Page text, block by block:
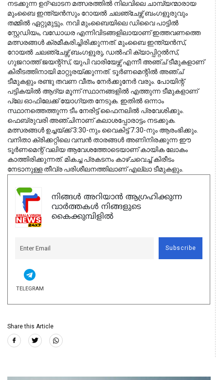
നടക്കുന്ന ഉദ്ഘാടന മത്സരത്തിൽ നിലവിലെ ചാമ്പ്യന്മാരായ
മുംബൈ ഇന്ത്യൻസും റോയൽ ചലഞ്ചേഴ്സ് ബംഗളൂരുവും
തമ്മിൽ ഏറ്റുമുട്ടും. നവി മുംബൈയിലെ ഡിവൈ പാട്ടിൽ
സ്റ്റേഡിയം, വഡോധര എന്നിവിടങ്ങളിലായാണ് ഇത്തവണത്തെ
മത്സരങ്ങൾ ക്രമീകരിച്ചിരിക്കുന്നത്. മുംബൈ ഇന്ത്യൻസ്,
റോയൽ ചലഞ്ചേഴ്സ് ബംഗളൂരു, ഡൽഹി ക്യാപ്പിറ്റൽസ്,
ഗുജറാത്ത് ജയന്റ്സ്, യുപി വാരിയേഴ്സ് എന്നീ അഞ്ച് ടീമുകളാണ്
കിരീടത്തിനായി മാറ്റുരയ്ക്കുന്നത്. ടൂർണമെന്റിൽ അഞ്ച്
ടീമുകളും രണ്ടു തവണ വീതം നേർക്കുനേർ വരും. പോയിന്റ്
പട്ടികയിൽ ആദ്യ മൂന്ന് സ്ഥാനങ്ങളിൽ എത്തുന്ന ടീമുകളാണ്
പ്ലേ ഓഫിലേക്ക് യോഗ്യത നേടുക. ഇതിൽ ഒന്നാം
സ്ഥാനത്തെത്തുന്ന ടീം നേരിട്ട് ഫൈനലിൽ പ്രവേശിക്കും.
ഫെബ്രുവരി അഞ്ചിനാണ് കലാശപ്പോരാട്ടം നടക്കുക.
മത്സരങ്ങൾ ഉച്ചയ്ക്ക് 3:30-നും വൈകിട്ട് 7:30-നും ആരംഭിക്കും.
വനിതാ ക്രിക്കറ്റിലെ വമ്പൻ താരങ്ങൾ അണിനിരക്കുന്ന ഈ
ടൂർണമെന്റ് വലിയ ആവേശത്തോടെയാണ് കായിക ലോകം
കാത്തിരിക്കുന്നത്. മികച്ച പ്രകടനം കാഴ്ചവെച്ച് കിരീടം
നേടാനുള്ള തീവ്ര പരിശീലനത്തിലാണ് എല്ലാ ടീമുകളും.
നിങ്ങൾ അറിയാൻ ആഗ്രഹിക്കുന്ന
വാർത്തകൾ നിങ്ങളുടെ
കൈക്കുമ്പിളിൽ
Subscribe
TELEGRAM
Share this Article